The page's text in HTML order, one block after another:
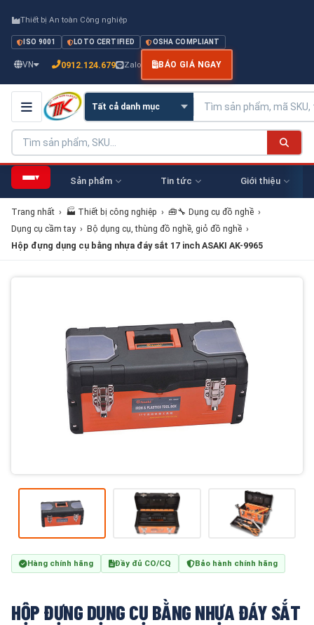
Thiết bị An toàn Công nghiệp
ISO 9001 LOTO CERTIFIED OSHA COMPLIANT
VN 0912.124.679 Zalo BÁO GIÁ NGAY
▾ Sản phẩm Tin tức Giới thiệu
Trang nhất › 🏭 Thiết bị công nghiệp › 🧰🔧 Dụng cụ đồ nghề ›
Dụng cụ cầm tay › Bộ dụng cụ, thùng đồ nghề, giỏ đồ nghề ›
Hộp đựng dụng cụ bằng nhựa đáy sắt 17 inch ASAKI AK-9965
Hàng chính hãng Đầy đủ CO/CQ Bảo hành chính hãng
HỘP ĐỰNG DỤNG CỤ BẰNG NHỰA ĐÁY SẮT